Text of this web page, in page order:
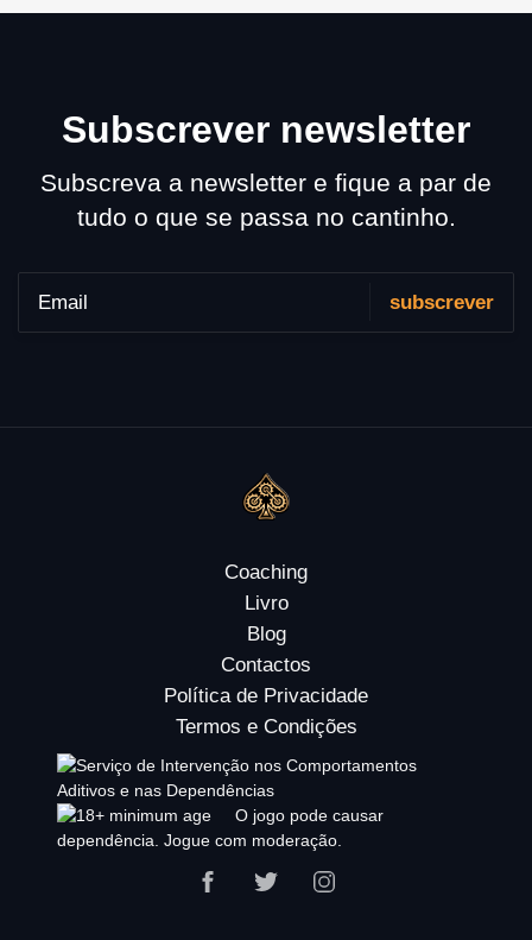
Subscrever newsletter
Subscreva a newsletter e fique a par de
tudo o que se passa no cantinho.
Coaching
Livro
Blog
Contactos
Política de Privacidade
Termos e Condições
O jogo pode causar
dependência. Jogue com moderação.